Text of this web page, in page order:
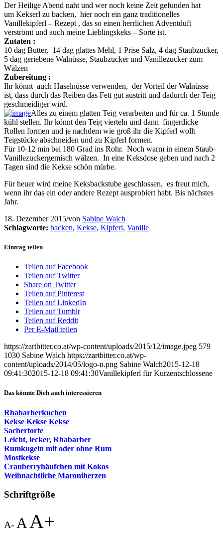
Der Heilige Abend naht und wer noch keine Zeit gefunden hat
um Kekserl zu backen, hier noch ein ganz traditionelles
Vanillekipferl – Rezept , das so einen herrlichen Adventduft
verströmt und auch meine Lieblingskeks – Sorte ist.
Zutaten :
10 dag Butter, 14 dag glattes Mehl, 1 Prise Salz, 4 dag Staubzucker,
5 dag geriebene Walnüsse, Staubzucker und Vanillezucker zum
Wälzen
Zubereitung :
Ihr könnt auch Haselnüsse verwenden, der Vorteil der Walnüsse
ist, dass durch das Reiben das Fett gut austritt und dadurch der Teig
geschmeidiger wird.
Alles zu einem glatten Teig verarbeiten und für ca. 1 Stunde
kühl stellen. Ihr könnt den Teig vierteln und dann fingerdicke
Rollen formen und je nachdem wie groß ihr die Kipferl wollt
Teigstücke abschneiden und zu Kipferl formen.
Für 10-12 min bei 180 Grad ins Rohr. Noch warm in einem Staub-
Vanillezuckergemisch wälzen. In eine Keksdose geben und nach 2
Tagen sind die Kekse schön mürbe.
Für heuer wird meine Keksbackstube geschlossen, es freut mich,
wenn ihr das ein oder andere Rezept ausprobiert habt. Bis nächstes
Jahr.
18. Dezember 2015/von Sabine Walch
Schlagworte: backen, Kekse, Kipferl, Vanille
Eintrag teilen
Teilen auf Facebook
Teilen auf Twitter
Share on Twitter
Teilen auf Pinterest
Teilen auf LinkedIn
Teilen auf Tumblr
Teilen auf Reddit
Per E-Mail teilen
https://zartbitter.co.at/wp-content/uploads/2015/12/image.jpeg 579
1030 Sabine Walch https://zartbitter.co.at/wp-
content/uploads/2014/05/logo-n.png Sabine Walch2015-12-18
09:41:302015-12-18 09:41:30Vanillekipferl für Kurzentschlossene
Das könnte Dich auch interessieren
Rhabarberkuchen
Kekse Kekse Kekse
Sachertorte
Leicht, lecker, Rhabarber
Rumkugeln mit oder ohne Rum
Mostkekse
Cranberryhäufchen mit Kokos
Weihnachtliche Maroniherzen
Schriftgröße
A- A A+